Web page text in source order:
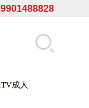
成人